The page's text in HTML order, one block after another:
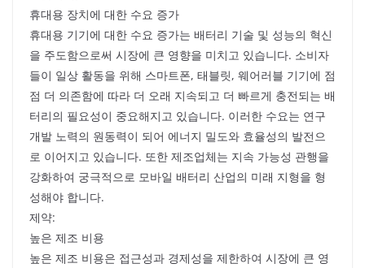
휴대용 장치에 대한 수요 증가
휴대용 기기에 대한 수요 증가는 배터리 기술 및 성능의 혁신
을 주도함으로써 시장에 큰 영향을 미치고 있습니다. 소비자
들이 일상 활동을 위해 스마트폰, 태블릿, 웨어러블 기기에 점
점 더 의존함에 따라 더 오래 지속되고 더 빠르게 충전되는 배
터리의 필요성이 중요해지고 있습니다. 이러한 수요는 연구
개발 노력의 원동력이 되어 에너지 밀도와 효율성의 발전으
로 이어지고 있습니다. 또한 제조업체는 지속 가능성 관행을
강화하여 궁극적으로 모바일 배터리 산업의 미래 지형을 형
성해야 합니다.
제약:
높은 제조 비용
높은 제조 비용은 접근성과 경제성을 제한하여 시장에 큰 영